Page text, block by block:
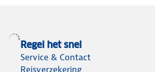
Regel het snel
Service & Contact
Reisverzekering